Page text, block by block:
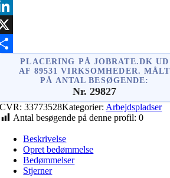
PLACERING PÅ JOBRATE.DK UD
AF 89531 VIRKSOMHEDER. MÅLT
PÅ ANTAL BESØGENDE:
Nr. 29827
CVR:33773528Kategorier: Arbejdspladser
Antal besøgende på denne profil: 0
Beskrivelse
Opret bedømmelse
Bedømmelser
Stjerner